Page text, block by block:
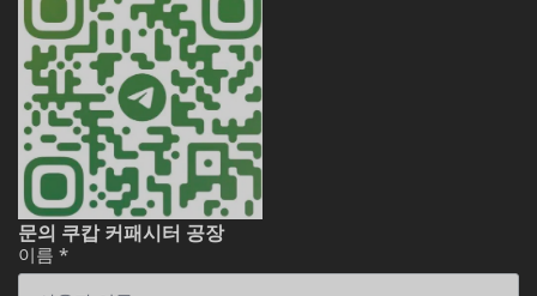
문의 쿠캅 커패시터 공장
이름 *